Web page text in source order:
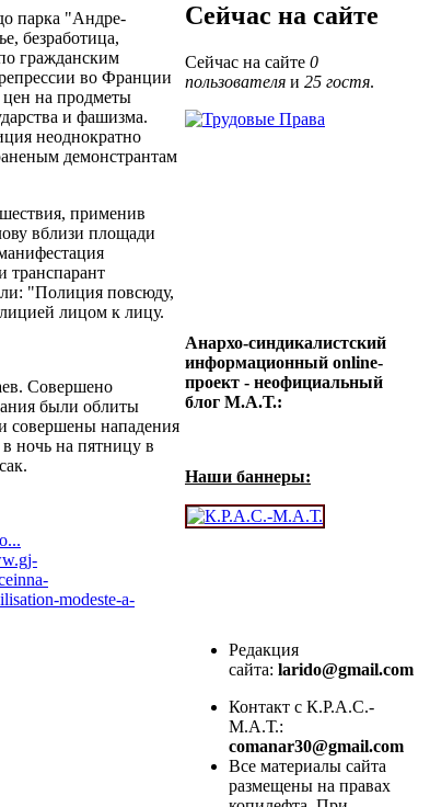
парка "Андре-
безработица,
гражданским
во Франции
цен на продметы
и фашизма.
неоднократно
демонстрантам
применив
вблизи площади
транспарант
"Полиция повсюду,
лицом к лицу.
Совершено
были облиты
совершены нападения
ночь на пятницу в
modeste-a-
Сейчас на сайте
Сейчас на сайте 0
пользователя и 25 гостя.
Анархо-синдикалистский
информационный online-
проект - неофициальный
блог М.А.Т.:
Наши баннеры:
Редакция
сайта: larido@gmail.com
Контакт с К.Р.А.С.-
М.А.Т.:
comanar30@gmail.com
Все материалы сайта
размещены на правах